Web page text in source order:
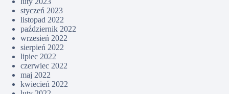
styczeń 2023
listopad 2022
październik 2022
wrzesień 2022
sierpień 2022
lipiec 2022
czerwiec 2022
maj 2022
kwiecień 2022